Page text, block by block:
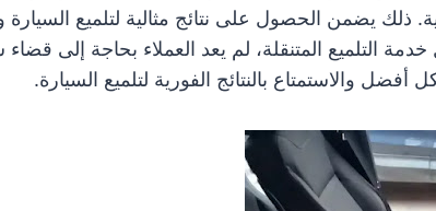
ذلك يضمن الحصول على نتائج مثالية لتلميع
التلميع المتنقلة، لم يعد العملاء بحاجة إلى
والاستمتاع بالنتائج الفورية لتلميع السيارة.